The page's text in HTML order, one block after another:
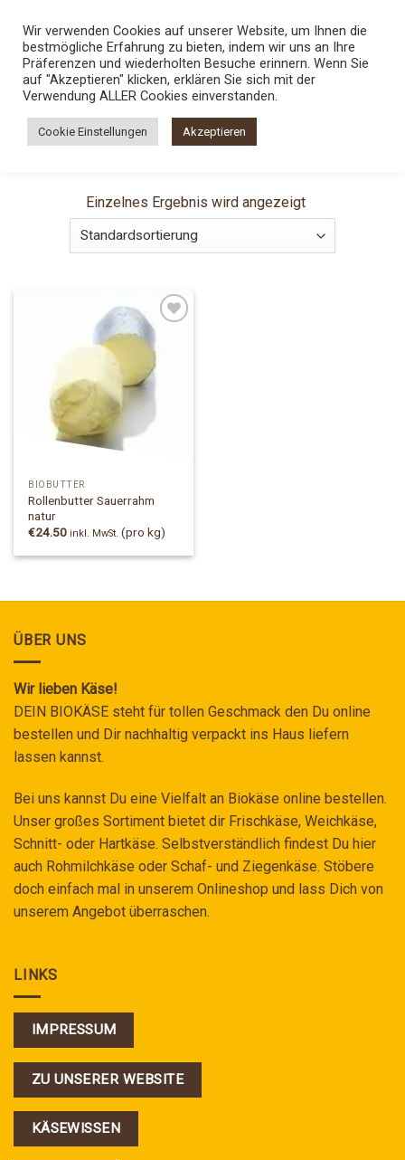
content
STARTSEITE PRODUKT KILOGRAMM
Einzelnes Ergebnis wird angezeigt
Add to
Wishlist
BIOBUTTER
Rollenbutter Sauerrahm
natur
€24.50 inkl. MwSt. (pro kg)
ÜBER UNS
Wir lieben Käse!
DEIN BIOKÄSE steht für tollen Geschmack den Du online
bestellen und Dir nachhaltig verpackt ins Haus liefern
lassen kannst.
Bei uns kannst Du eine Vielfalt an Biokäse online bestellen.
Unser großes Sortiment bietet dir Frischkäse, Weichkäse,
Schnitt- oder Hartkäse. Selbstverständlich findest Du hier
auch Rohmilchkäse oder Schaf- und Ziegenkäse. Stöbere
doch einfach mal in unserem Onlineshop und lass Dich von
unserem Angebot überraschen.
LINKS
IMPRESSUM
ZU UNSERER WEBSITE
KÄSEWISSEN
Wir verwenden Cookies auf unserer Website, um Ihnen die
bestmögliche Erfahrung zu bieten, indem wir uns an Ihre
Präferenzen und wiederholten Besuche erinnern. Wenn Sie
auf "Akzeptieren" klicken, erklären Sie sich mit der
Verwendung ALLER Cookies einverstanden.
Cookie Einstellungen Akzeptieren